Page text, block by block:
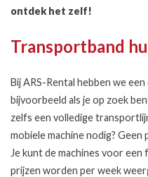
ontdek het zelf!
Transportband
Bij ARS-Rental hebben we
bijvoorbeeld als je op zoek
zelfs een volledige
mobiele machine nodig?
Je kunt de machines voor
prijzen worden per week